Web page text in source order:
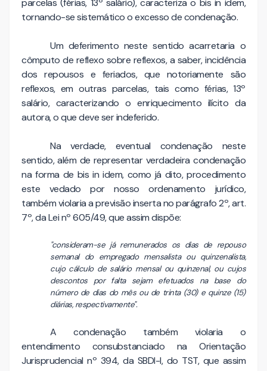
tornando-se sistemático o excesso de condenação.
Um deferimento neste sentido acarretaria o
cômputo de reflexo sobre reflexos, a saber, incidência
dos repousos e feriados, que notoriamente são
reflexos, em outras parcelas, tais como férias, 13º
salário, caracterizando o enriquecimento ilícito da
autora, o que deve ser indeferido.
Na verdade, eventual condenação neste
sentido, além de representar verdadeira condenação
na forma de bis in idem, como já dito, procedimento
este vedado por nosso ordenamento jurídico,
também violaria a previsão inserta no parágrafo 2º, art.
7º, da Lei nº 605/49, que assim dispõe:
"consideram-se já remunerados os dias de repouso
semanal do empregado mensalista ou quinzenalista,
cujo cálculo de salário mensal ou quinzenal, ou cujos
descontos por falta sejam efetuados na base do
número de dias do mês ou de trinta (30) e quinze (15)
diárias, respectivamente".
A condenação também violaria o
entendimento consubstanciado na Orientação
Jurisprudencial nº 394, da SBDI-I, do TST, que assim